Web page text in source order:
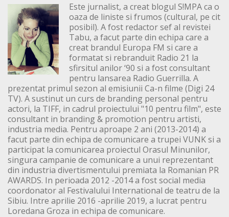
Este jurnalist, a creat blogul S!MPA ca o
oaza de liniste si frumos (cultural, pe cit
posibil). A fost redactor sef al revistei
Tabu, a facut parte din echipa care a
creat brandul Europa FM si care a
formatat si rebranduit Radio 21 la
sfirsitul anilor ‘90 si a fost consultant
pentru lansarea Radio Guerrilla. A
prezentat primul sezon al emisiunii Ca-n filme (Digi 24
TV). A sustinut un curs de branding personal pentru
actori, la TIFF, in cadrul proiectului "10 pentru film", este
consultant in branding & promotion pentru artisti,
industria media. Pentru aproape 2 ani (2013-2014) a
facut parte din echipa de comunicare a trupei VUNK si a
participat la comunicarea proiectul Orasul Minunilor,
singura campanie de comunicare a unui reprezentant
din industria divertismentului premiata la Romanian PR
AWARDS. In perioada 2012 -2014 a fost social media
coordonator al Festivalului International de teatru de la
Sibiu. Intre aprilie 2016 -aprilie 2019, a lucrat pentru
Loredana Groza in echipa de comunicare.